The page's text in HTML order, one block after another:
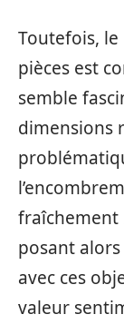
Toutefois, le
pièces est
semble
dimensions
fraîchement
posant
avec ces
valeur